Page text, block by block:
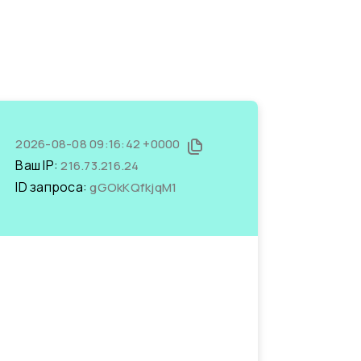
2026-08-08 09:16:42 +0000
Ваш IP:216.73.216.24
ID запроса:gGOkKQfkjqM1